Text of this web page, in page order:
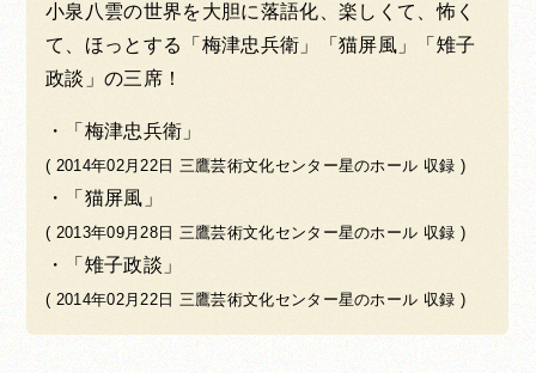
小泉八雲の世界を大胆に落語化、楽しくて、怖く
て、ほっとする「梅津忠兵衛」「猫屏風」「雉子
政談」の三席！
「梅津忠兵衛」
( 2014年02月22日 三鷹芸術文化センター星のホール 収録 )
「猫屏風」
( 2013年09月28日 三鷹芸術文化センター星のホール 収録 )
「雉子政談」
( 2014年02月22日 三鷹芸術文化センター星のホール 収録 )